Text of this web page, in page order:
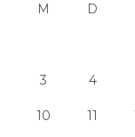
M D
3 4
10 11